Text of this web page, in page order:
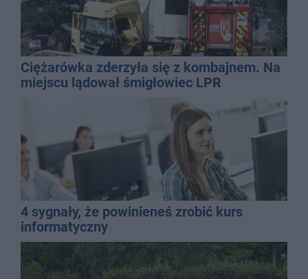
Ciężarówka zderzyła się z kombajnem. Na
miejscu lądował śmigłowiec LPR
4 sygnały, że powinieneś zrobić kurs
informatyczny